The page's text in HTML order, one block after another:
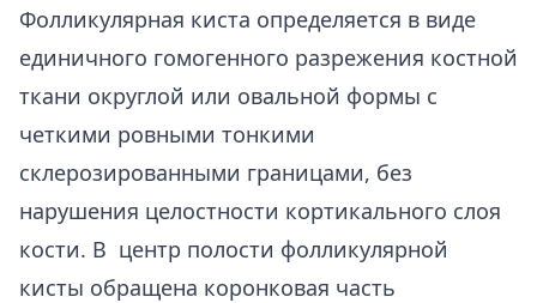
Фолликулярная киста определяется в виде
единичного гомогенного разрежения костной
ткани округлой или овальной формы с
четкими ровными тонкими
склерозированными границами, без
нарушения целостности кортикального слоя
кости. В центр полости фолликулярной
кисты обращена коронковая часть